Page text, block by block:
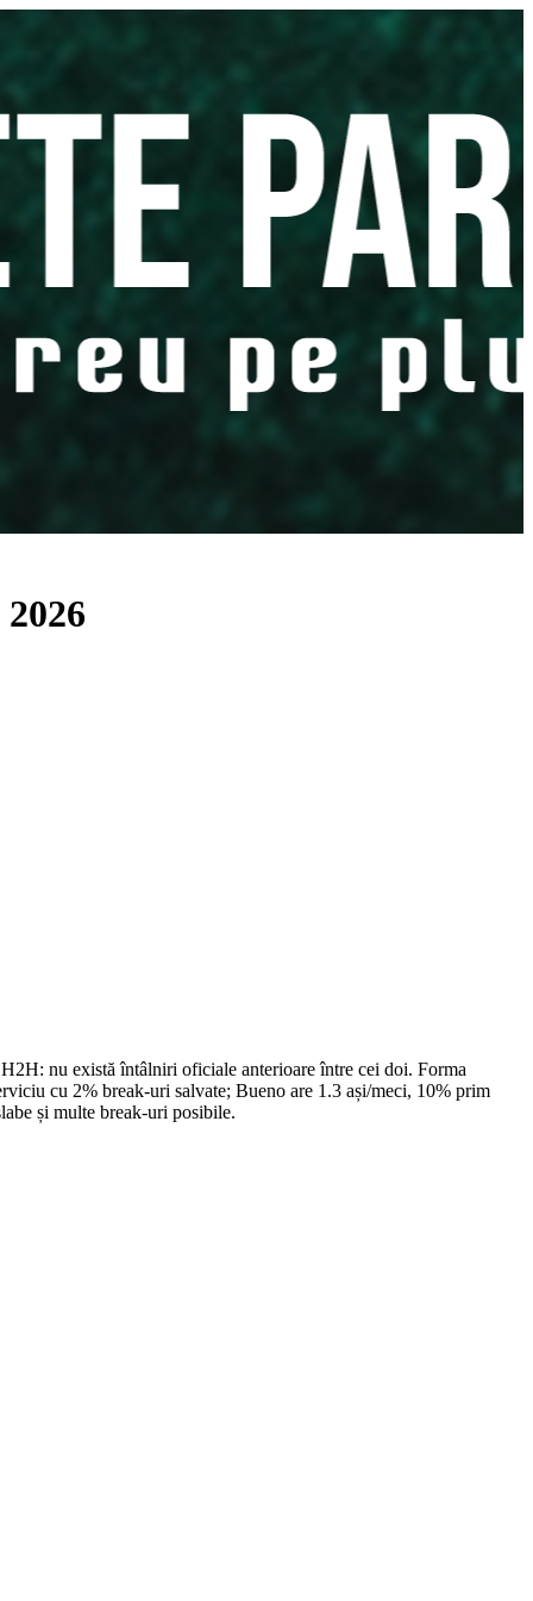
nu există întâlniri oficiale anterioare între cei doi. Forma
cu 2% break-uri salvate; Bueno are 1.3 ași/meci, 10% prim
și multe break-uri posibile.